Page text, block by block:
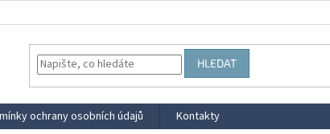
HLEDAT
ochrany osobních údajů
Kontakty